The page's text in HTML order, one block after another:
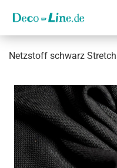
Netz­stoff schwarz